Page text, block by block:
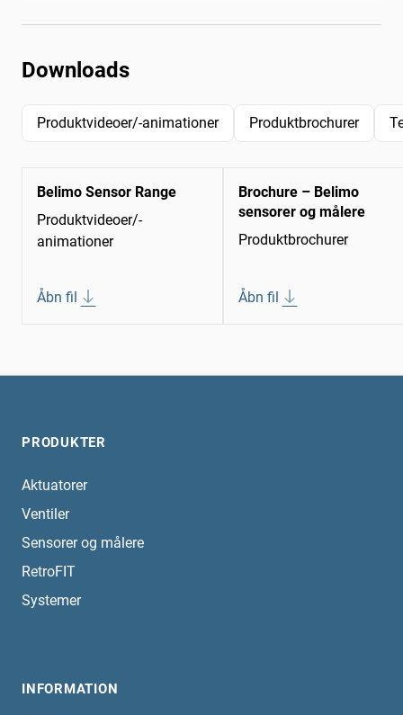
Downloads
Produktvideoer/-animationer Produktbrochurer
Belimo Sensor Range
Produktvideoer/-
animationer
Åbn fil
Brochure – Belimo
sensorer og målere
Produktbrochurer
Åbn fil
PRODUKTER
Aktuatorer
Ventiler
Sensorer og målere
RetroFIT
Systemer
INFORMATION